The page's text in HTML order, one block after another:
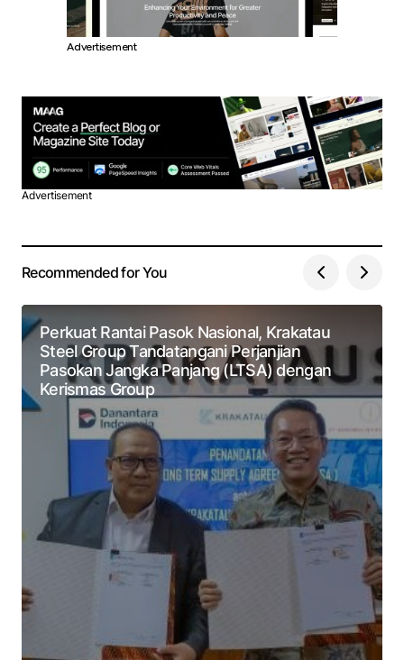
Advertisement
Advertisement
Recommended for You
Perkuat Rantai Pasok Nasional, Krakatau
Steel Group Tandatangani Perjanjian
Pasokan Jangka Panjang (LTSA) dengan
Kerismas Group